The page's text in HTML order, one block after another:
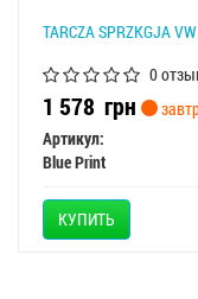
TARCZA SPRZКGЈA
0
1 578 грн
Артикул:
Blue Print
КУПИТЬ